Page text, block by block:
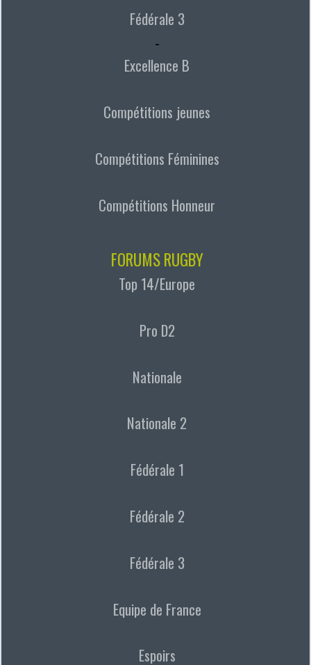
Fédérale 3
-
Excellence B
Compétitions jeunes
Compétitions Féminines
Compétitions Honneur
FORUMS RUGBY
Top 14/Europe
Pro D2
Nationale
Nationale 2
Fédérale 1
Fédérale 2
Fédérale 3
Equipe de France
Espoirs